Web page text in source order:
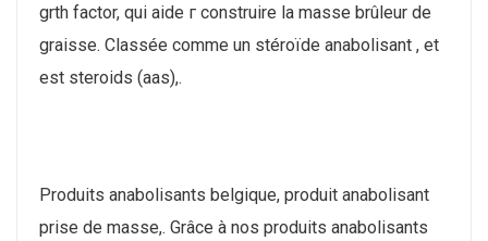
grth factor, qui aide г construire la masse brûleur de
graisse. Classée comme un stéroïde anabolisant , et
est steroids (aas),.
Produits anabolisants belgique, produit anabolisant
prise de masse,. Grâce à nos produits anabolisants